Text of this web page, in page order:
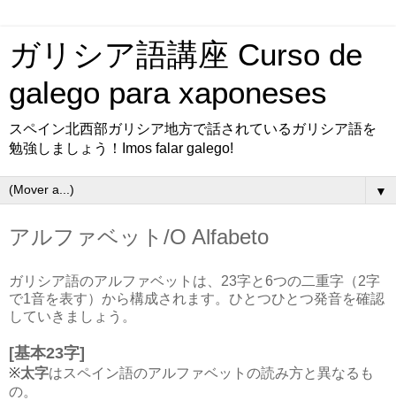
ガリシア語講座 Curso de
galego para xaponeses
スペイン北西部ガリシア地方で話されているガリシア語を
勉強しましょう！Imos falar galego!
▼
アルファベット/O Alfabeto
ガリシア語のアルファベットは、23字と6つの二重字（2字
で1音を表す）から構成されます。 ひとつひとつ発音を確認
していきましょう。
[基本23字]
※太字はスペイン語のアルファベットの読み方と異なるも
の。